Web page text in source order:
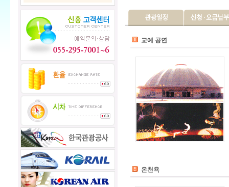
교예 공연
온천욕